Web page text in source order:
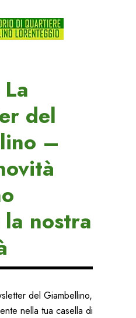
del
–
nostra
del Giambellino,
nella tua casella di